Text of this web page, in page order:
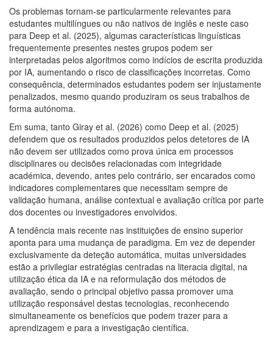
Os problemas tornam-se particularmente relevantes para
estudantes multilíngues ou não nativos de inglês e neste caso
para Deep et al. (2025), algumas características linguísticas
frequentemente presentes nestes grupos podem ser
interpretadas pelos algoritmos como indícios de escrita produzida
por IA, aumentando o risco de classificações incorretas. Como
consequência, determinados estudantes podem ser injustamente
penalizados, mesmo quando produziram os seus trabalhos de
forma autónoma.
Em suma, tanto Giray et al. (2026) como Deep et al. (2025)
defendem que os resultados produzidos pelos detetores de IA
não devem ser utilizados como prova única em processos
disciplinares ou decisões relacionadas com integridade
académica, devendo, antes pelo contrário, ser encarados como
indicadores complementares que necessitam sempre de
validação humana, análise contextual e avaliação crítica por parte
dos docentes ou investigadores envolvidos.
A tendência mais recente nas instituições de ensino superior
aponta para uma mudança de paradigma. Em vez de depender
exclusivamente da deteção automática, muitas universidades
estão a privilegiar estratégias centradas na literacia digital, na
utilização ética da IA e na reformulação dos métodos de
avaliação, sendo o principal objetivo passa promover uma
utilização responsável destas tecnologias, reconhecendo
simultaneamente os benefícios que podem trazer para a
aprendizagem e para a investigação científica.